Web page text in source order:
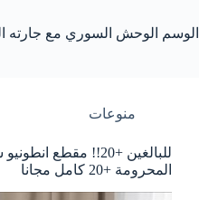
الوسم الوحش السوري مع جارته
منوعات
للبالغين +20!! مقطع
المحرومة +20 كامل مجانا